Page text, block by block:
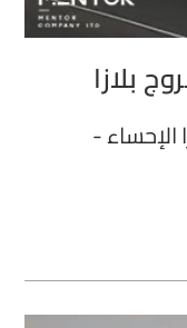
بلازا
الإحساء -